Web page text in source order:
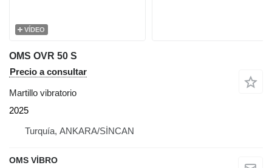
VÍDEO
OMS OVR 50 S
Precio a consultar
Martillo vibratorio
2025
Turquía, ANKARA/SİNCAN
OMS VİBRO